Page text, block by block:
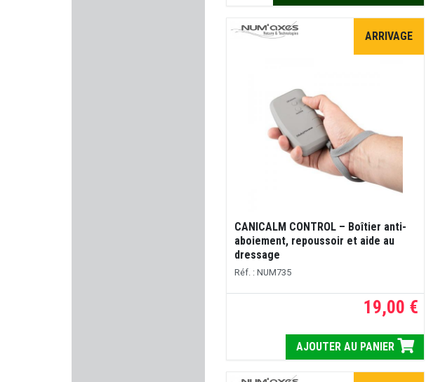
ARRIVAGE
CANICALM CONTROL – Boîtier anti-
aboiement, repoussoir et aide au
dressage
Réf. : NUM735
19,00 €
AJOUTER AU PANIER